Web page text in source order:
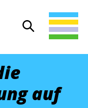
Suche öffnen
Suche
auf